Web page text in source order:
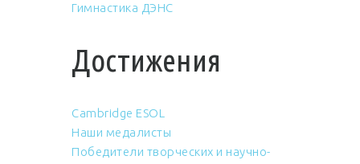
Гимнастика ДЭНС
Достижения
Cambridge ESOL
Наши медалисты
Победители творческих и научно-